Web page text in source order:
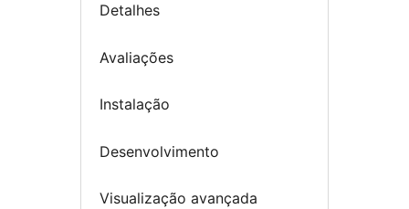
Detalhes
Avaliações
Instalação
Desenvolvimento
Visualização avançada